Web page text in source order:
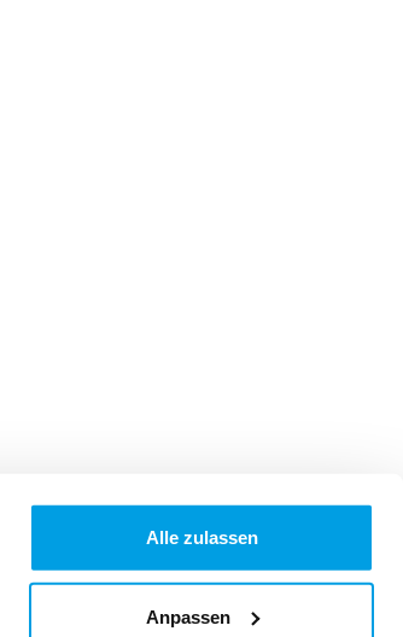
Alle zulassen
Anpassen